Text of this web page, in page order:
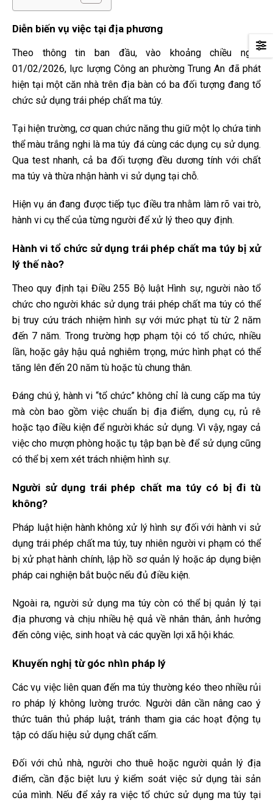
Diễn biến vụ việc tại địa phương
Theo thông tin ban đầu, vào khoảng chiều ngày
01/02/2026, lực lượng Công an phường Trung An đã phát
hiện tại một căn nhà trên địa bàn có ba đối tượng đang tổ
chức sử dụng trái phép chất ma túy.
Tại hiện trường, cơ quan chức năng thu giữ một lọ chứa tinh
thể màu trắng nghi là ma túy đá cùng các dụng cụ sử dụng.
Qua test nhanh, cả ba đối tượng đều dương tính với chất
ma túy và thừa nhận hành vi sử dụng tại chỗ.
Hiện vụ án đang được tiếp tục điều tra nhằm làm rõ vai trò,
hành vi cụ thể của từng người để xử lý theo quy định.
Hành vi tổ chức sử dụng trái phép chất ma túy bị xử
lý thế nào?
Theo quy định tại Điều 255 Bộ luật Hình sự, người nào tổ
chức cho người khác sử dụng trái phép chất ma túy có thể
bị truy cứu trách nhiệm hình sự với mức phạt tù từ 2 năm
đến 7 năm. Trong trường hợp phạm tội có tổ chức, nhiều
lần, hoặc gây hậu quả nghiêm trọng, mức hình phạt có thể
tăng lên đến 20 năm tù hoặc tù chung thân.
Đáng chú ý, hành vi “tổ chức” không chỉ là cung cấp ma túy
mà còn bao gồm việc chuẩn bị địa điểm, dụng cụ, rủ rê
hoặc tạo điều kiện để người khác sử dụng. Vì vậy, ngay cả
việc cho mượn phòng hoặc tụ tập bạn bè để sử dụng cũng
có thể bị xem xét trách nhiệm hình sự.
Người sử dụng trái phép chất ma túy có bị đi tù
không?
Pháp luật hiện hành không xử lý hình sự đối với hành vi sử
dụng trái phép chất ma túy, tuy nhiên người vi phạm có thể
bị xử phạt hành chính, lập hồ sơ quản lý hoặc áp dụng biện
pháp cai nghiện bắt buộc nếu đủ điều kiện.
Ngoài ra, người sử dụng ma túy còn có thể bị quản lý tại
địa phương và chịu nhiều hệ quả về nhân thân, ảnh hưởng
đến công việc, sinh hoạt và các quyền lợi xã hội khác.
Khuyến nghị từ góc nhìn pháp lý
Các vụ việc liên quan đến ma túy thường kéo theo nhiều rủi
ro pháp lý không lường trước. Người dân cần nâng cao ý
thức tuân thủ pháp luật, tránh tham gia các hoạt động tụ
tập có dấu hiệu sử dụng chất cấm.
Đối với chủ nhà, người cho thuê hoặc người quản lý địa
điểm, cần đặc biệt lưu ý kiểm soát việc sử dụng tài sản
của mình. Nếu để xảy ra việc tổ chức sử dụng ma túy tại